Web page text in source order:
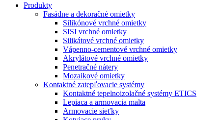
Produkty
Fasádne a dekoračné omietky
Silikónové vrchné omietky
SISI vrchné omietky
Silikátové vrchné omietky
Vápenno-cementové vrchné omietky
Akrylátové vrchné omietky
Penetračné nátery
Mozaikové omietky
Kontaktné zatepľovacie systémy
Kontaktné tepelnoizolačné systémy ETICS
Lepiaca a armovacia malta
Armovacie sieťky